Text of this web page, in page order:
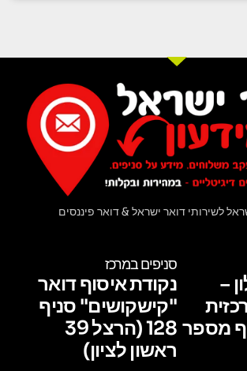
לשירותי דואר ישראל & דואר פיננסים
–
מספר
סניפים במרכז
נקודת איסוף דואר
"קישקושים" סניף
128 (הרצל 39
ראשון לציון)